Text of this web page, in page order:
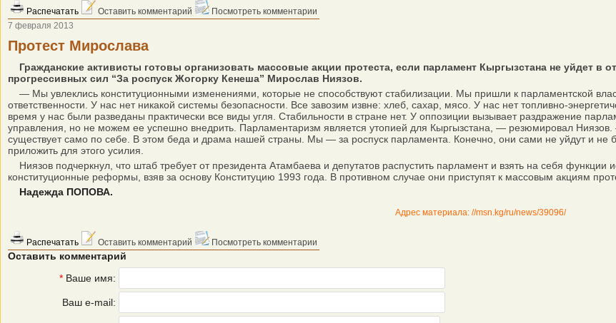
Распечатать Оставить комментарий
Посмотреть комментарии
7 февраля 2013
Протест Мирослава
Гражданские активисты готовы организовать массовые акции протеста, если парламент Кыргызстана не уйдет в
прогрессивных сил “За роспуск Жогорку Кенеша” Мирослав Ниязов.
— Мы увлеклись конституционными изменениями, которые не способствуют стабилизации. Мы пришли к парламентской
ответственности. У нас нет никакой системы безопасности. Все завозим извне: хлеб, сахар, мясо. У нас нет топливно-
время у нас были разведаны практически все виды угля. Стабильности в стране нет. У оппозиции вызывает раздражение
управления, но не можем ее успешно внедрить. Парламентаризм является утопией для Кыргызстана, — резюмировал
существует само по себе. В этом беда и драма нашей страны. Мы — за роспуск парламента. Конечно, они сами не уйдут и не
приложить для этого усилия.
Ниязов подчеркнул, что штаб требует от президента Атамбаева и депутатов распустить парламент и взять на себя функции
конституционные реформы, взяв за основу Конституцию 1993 года. В противном случае они приступят к массовым акциям
Надежда ПОПОВА.
Адрес материала: //msn.kg/ru/news/39096/
Распечатать Оставить комментарий Посмотреть комментарии
Оставить комментарий
* Ваше имя:
Ваш e-mail: